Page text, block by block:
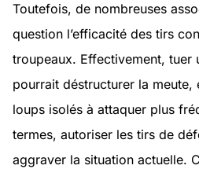
Toutefois, de nombreuses
question l’efficacité des tirs
troupeaux. Effectivement, tuer
pourrait déstructurer la meute,
loups isolés à attaquer plus
termes, autoriser les tirs de
aggraver la situation actuelle.